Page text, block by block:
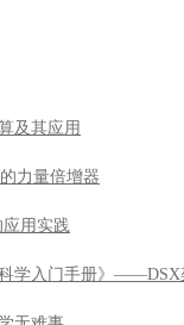
及其应用
力量倍增器
应用实践
科学入门手册》